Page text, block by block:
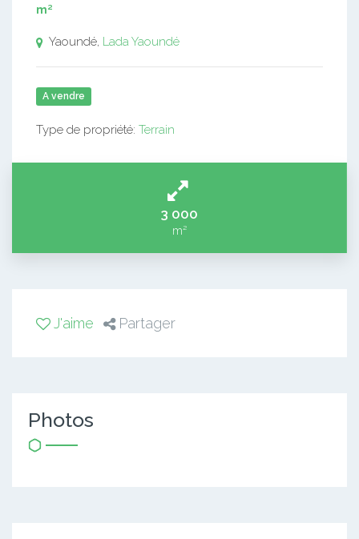
m²
Yaoundé, LadaYaoundé
A vendre
Type de propriété: Terrain
3 000
m²
J'aime Partager
Photos